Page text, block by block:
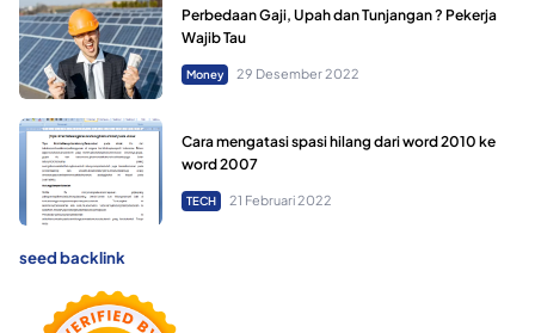
Perbedaan Gaji, Upah dan Tunjangan ? Pekerja
Wajib Tau
Money 29 Desember 2022
Cara mengatasi spasi hilang dari word 2010 ke
word 2007
TECH 21 Februari 2022
seed backlink